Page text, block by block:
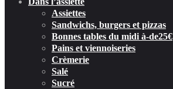
Assiettes
Sandwichs, burgers et pizzas
Bonnes tables du midi à-de25€
Pains et viennoiseries
Crèmerie
Salé
Sucré